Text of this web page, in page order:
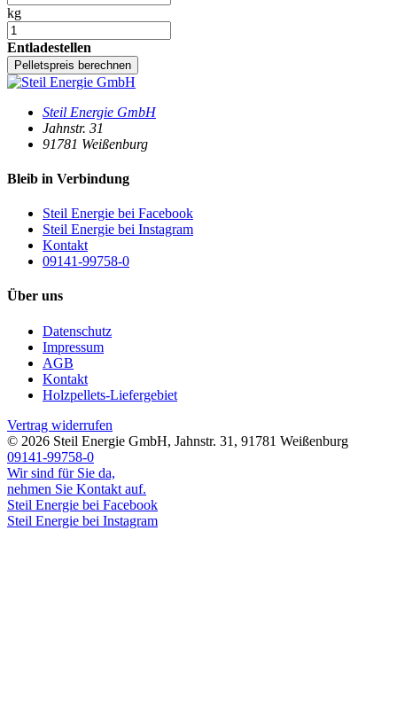
kg
Entladestellen
Pelletspreis berechnen
Steil Energie GmbH
Jahnstr. 31
91781 Weißenburg
Bleib in Verbindung
Steil Energie bei Facebook
Steil Energie bei Instagram
Kontakt
09141-99758-0
Über uns
Datenschutz
Impressum
AGB
Kontakt
Holzpellets-Liefergebiet
Vertrag widerrufen
© 2026 Steil Energie GmbH, Jahnstr. 31 , 91781 Weißenburg
09141-99758-0
Wir sind für Sie da,
nehmen Sie Kontakt auf.
Steil Energie bei Facebook
Steil Energie bei Instagram